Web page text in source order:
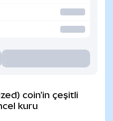
coin'in çeşitli
kuru